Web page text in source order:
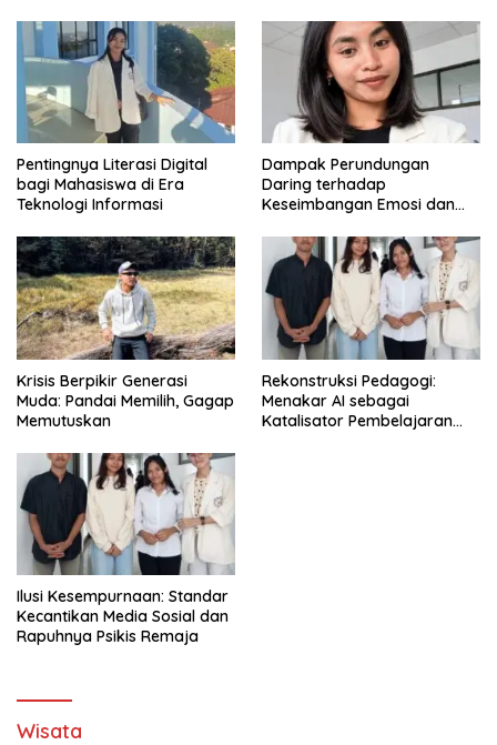
Pentingnya Literasi Digital
bagi Mahasiswa di Era
Teknologi Informasi
Dampak Perundungan
Daring terhadap
Keseimbangan Emosi dan
Krisis Berpikir Generasi
Muda: Pandai Memilih, Gagap
Memutuskan
Rekonstruksi Pedagogi:
Menakar AI sebagai
Katalisator Pembelajaran
Ilusi Kesempurnaan: Standar
Kecantikan Media Sosial dan
Rapuhnya Psikis Remaja
Wisata